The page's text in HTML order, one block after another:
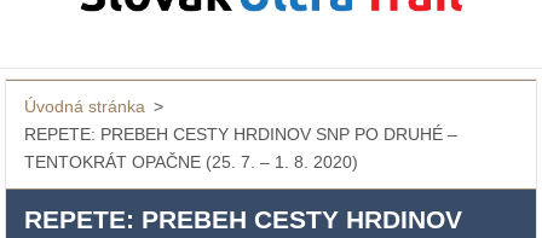
Úvodná stránka >
REPETE: PREBEH CESTY HRDINOV SNP PO DRUHÉ –
TENTOKRÁT OPAČNE (25. 7. – 1. 8. 2020)
REPETE: PREBEH CESTY HRDINOV